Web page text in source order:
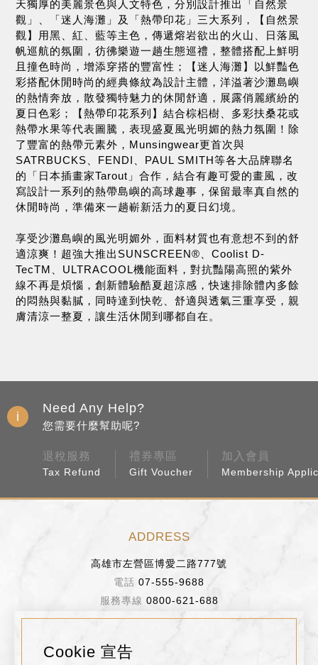
Cookie 宣告
天獨厚的美麗景色與人文特色，分別設計推出「自然景
觀」、「迷人海灘」及「熱帶印花」三大系列，【自然景
觀】用黑、紅、藍等主色，傳遞熔岩欲出的火山、日落風
帆巡航的氛圍，彷彿樂遊一趟生態巡禮，整體搭配上鮮明
且撞色時尚，增添穿搭的豐富性；【迷人海灘】以鮮豔色
彩搭配休閒時尚的經典條紋為設計主體，洋溢著沙灘島嶼
的熱情奔放，散發獨特魅力的休閒舒適，展露俏麗繽紛的
夏日色彩；【熱帶印花系列】結合棕梠樹、多彩扶桑花或
熱帶水果等代表圖騰，表現盛夏風光明媚的熱力氛圍！除
了豐富的熱帶元素外，Munsingwear更首次與
SATRBUCKS、FENDI、PAUL SMITH等各大品牌聯名
的「日本插畫家Tarout」合作，結合有趣可愛的畫風，改
寫設計一系列的熱帶島嶼的高球趣事，保留最率真自然的
休閒時尚，準備來一趟嶄新活力的夏日幻境。
享受沙灘島嶼的風光明媚外，面料材質也有意想不到的舒
適涼爽！超強大推出SUNSCREEN®、Coolist D-
TecTM、ULTRACOOL機能面料，對抗豔陽高照的紫外
線不再是煩惱，創新體驗酷夏超涼感，快速排除體內多餘
的悶熱與黏膩，同時達到快乾、舒適與透氣三重享受，親
膚清涼一整夏，讓生活休閒到哪都自在。
Need Any Help?
您需要什麼幫助呢?
退稅服務
Tax Refund
禮券專區
Gift Voucher
加入會員
Membership
ADDRESS
高雄市左營區博愛二路777號
07-555-9688
0800-621-688